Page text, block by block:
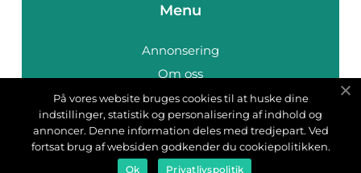
Menu
Annonsering
Om oss
Cookies
Kontakta oss
Sitemap
På vores website bruges cookies til at huske dine
indstillinger, statistik og personalisering af indhold og
annoncer. Denne information deles med tredjepart. Ved
fortsat brug af websiden godkender du cookiepolitikken.
Ok Privatlivspolitik